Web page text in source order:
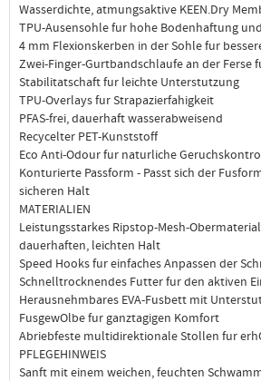
Wasserdichte, atmungsaktive KEEN.Dry
TPU-Ausensohle fur hohe Bodenhaftung
4 mm Flexionskerben in der Sohle fur
Zwei-Finger-Gurtbandschlaufe an der Ferse
Stabilitatschaft fur leichte Unterstutzung
TPU-Overlays fur Strapazierfahigkeit
PFAS-frei, dauerhaft wasserabweisend
Recycelter PET-Kunststoff
Eco Anti-Odour fur naturliche
Konturierte Passform - Passt sich der
sicheren Halt
MATERIALIEN
Leistungsstarkes Ripstop-Mesh-
dauerhaften, leichten Halt
Speed Hooks fur einfaches Anpassen der
Schnelltrocknendes Futter fur den aktiven
Herausnehmbares EVA-Fusbett mit
FusgewOlbe fur ganztagigen Komfort
Abriebfeste multidirektionale Stollen fur
PFLEGEHINWEIS
Sanft mit einem weichen, feuchten